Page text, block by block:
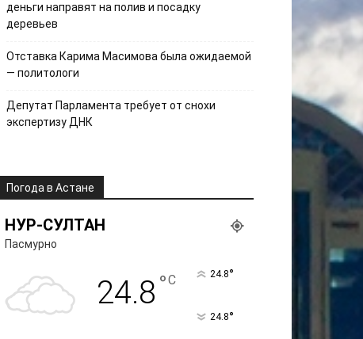
деньги направят на полив и посадку
деревьев
Отставка Карима Масимова была ожидаемой
— политологи
Депутат Парламента требует от снохи
экспертизу ДНК
Погода в Астане
НУР-СУЛТАН
Пасмурно
24.8 °C 24.8°
24.8°